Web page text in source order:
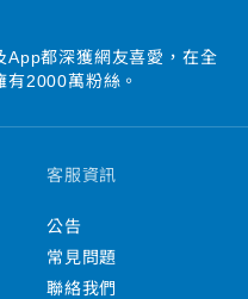
App都深獲網友喜愛，在全
有2000萬粉絲。
客服資訊
公告
常見問題
聯絡我們